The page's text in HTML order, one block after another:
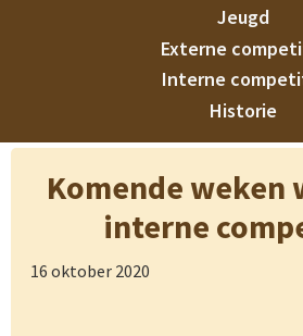
Jeugd
Externe
Interne
Historie
Komende weken
interne
16 oktober 2020